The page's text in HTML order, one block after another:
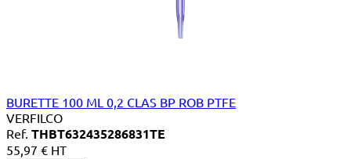
BURETTE 100 ML 0,2 CLAS BP ROB PTFE
VERFILCO
Ref. THBT632435286831TE
55,97 € HT